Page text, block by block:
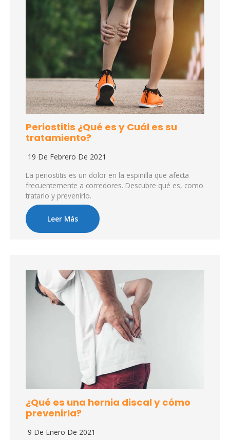
Periostitis ¿Qué es y Cuál es su
tratamiento?
19 De Febrero De 2021
La periostitis es un dolor en la espinilla que afecta
frecuentemente a corredores. Descubre qué es, como
tratarlo y prevenirlo.
Leer Más
¿Qué es una hernia discal y cómo
prevenirla?
9 De Enero De 2021